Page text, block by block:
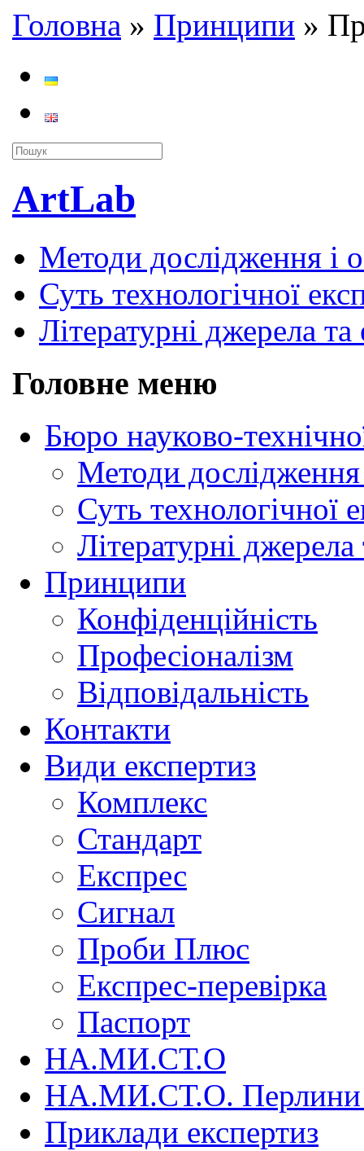
Головна » Принципи »
ArtLab
Методи дослідження і
Суть технологічної
Літературні джерела та
Головне меню
Бюро науково-
Методи
Суть технологічної
Літературні джерела
Принципи
Конфіденційність
Професіоналізм
Відповідальність
Контакти
Види експертиз
Комплекс
Стандарт
Експрес
Сигнал
Проби Плюс
Експрес-перевірка
Паспорт
НА.МИ.СТ.О
НА.МИ.СТ.О. Перлини
Приклади експертиз